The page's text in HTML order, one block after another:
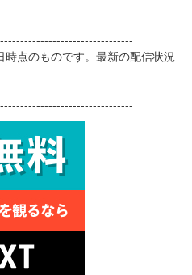
点のものです。最新の配信状況